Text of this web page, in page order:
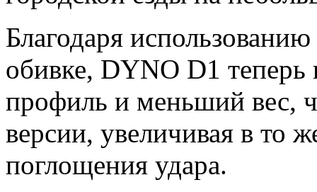
Благодаря
обивке, DYNO D1
профиль и меньший вес,
версии, увеличивая в то
поглощения удара.